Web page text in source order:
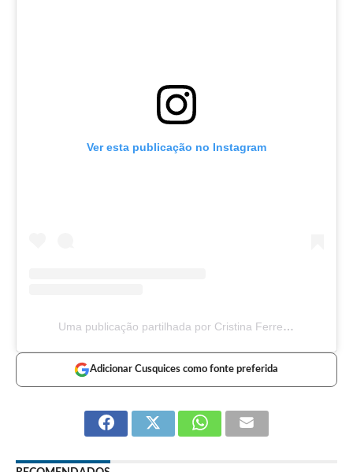
Ver esta publicação no Instagram
Uma publicação partilhada por Cristina Ferreira (@dailycristina)
Adicionar Cusquices como fonte preferida